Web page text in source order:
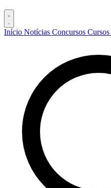
Início Notícias Concursos Cursos